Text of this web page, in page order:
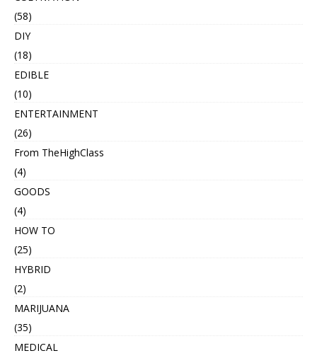
(58)
DIY
(18)
EDIBLE
(10)
ENTERTAINMENT
(26)
From TheHighClass
(4)
GOODS
(4)
HOW TO
(25)
HYBRID
(2)
MARIJUANA
(35)
MEDICAL